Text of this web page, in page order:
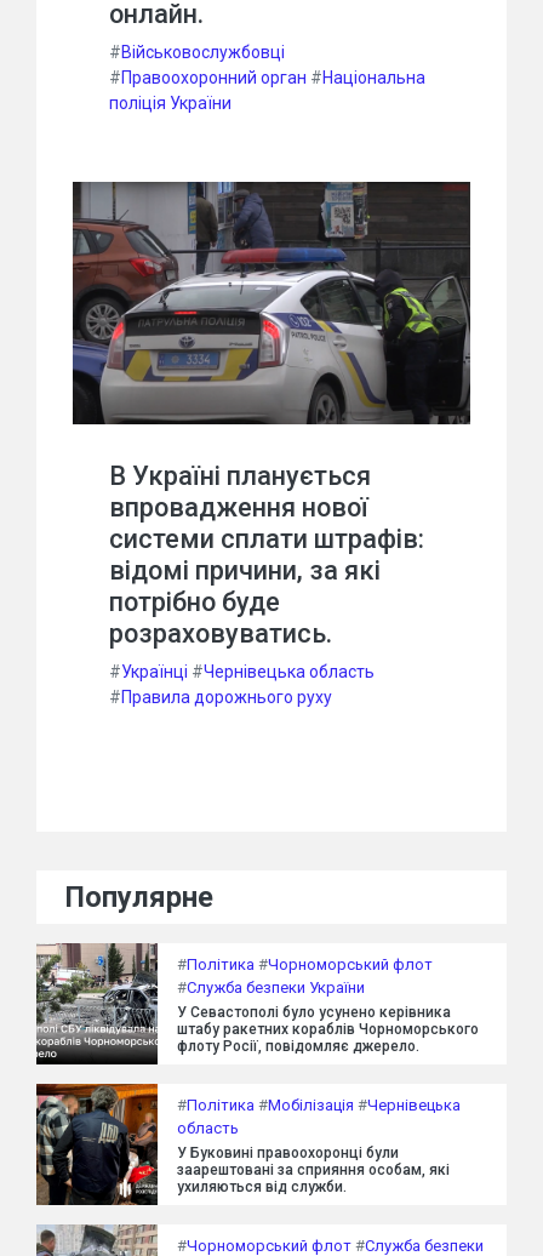
онлайн.
#Військовослужбовці
#Правоохоронний орган #Національна
поліція України
В Україні планується
впровадження нової
системи сплати штрафів:
відомі причини, за які
потрібно буде
розраховуватись.
#Українці #Чернівецька область
#Правила дорожнього руху
Популярне
#Політика #Чорноморський флот
#Служба безпеки України
У Севастополі було усунено керівника
штабу ракетних кораблів Чорноморського
флоту Росії, повідомляє джерело.
#Політика #Мобілізація #Чернівецька
область
У Буковині правоохоронці були
заарештовані за сприяння особам, які
ухиляються від служби.
#Чорноморський флот #Служба безпеки